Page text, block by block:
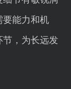
要能力和机
节，为长远发